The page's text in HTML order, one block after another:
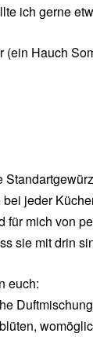
ich gerne
(ein Hauch
jeder
für mich von
sie mit drin
euch: